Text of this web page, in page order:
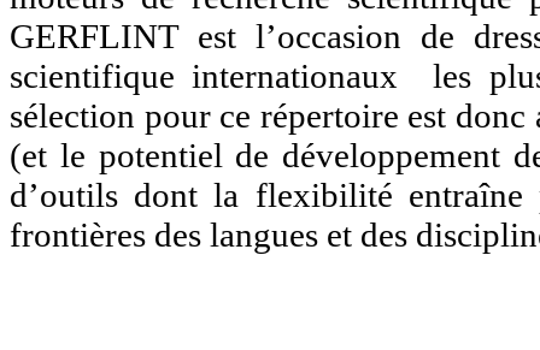
GERFLINT est l’occasion de
scientifique internationaux les
sélection pour ce répertoire est
(et le potentiel de développement
d’outils dont la flexibilité entraîne
frontières des langues et des